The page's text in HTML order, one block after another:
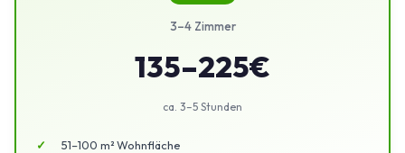
3–4 Zimmer
135–225€
ca. 3–5 Stunden
51–100 m² Wohnfläche